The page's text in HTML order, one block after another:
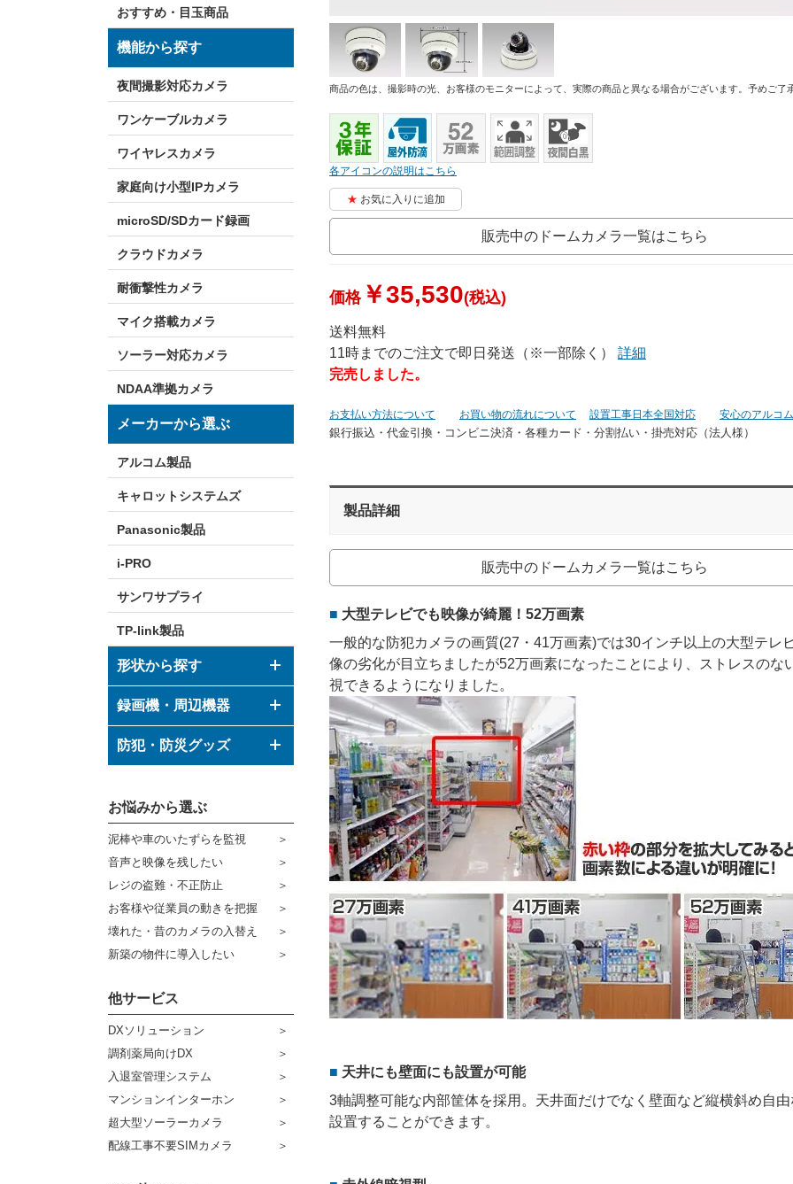
おすすめ・目玉商品
機能から探す
夜間撮影対応カメラ
ワンケーブルカメラ
ワイヤレスカメラ
家庭向け小型IPカメラ
microSD/SDカード録画
クラウドカメラ
耐衝撃性カメラ
マイク搭載カメラ
ソーラー対応カメラ
NDAA準拠カメラ
メーカーから選ぶ
アルコム製品
キャロットシステムズ
Panasonic製品
i-PRO
サンワサプライ
TP-link製品
形状から探す
ドーム型カメラ
ボックス型カメラ
その他形状のカメラ
録画機・周辺機器
デジタルレコーダー
ハウジング
ブラケット
ケーブル
コネクター
その他周辺機器
防犯・防災グッズ
防災グッズ
センサーライト・アラーム
防犯ステッカー
宅配ボックス
販売終了商品
お悩みから選ぶ
泥棒や車のいたずらを監視
音声と映像を残したい
レジの盗難・不正防止
お客様や従業員の動きを把握
壊れた・昔のカメラの入替え
新築の物件に導入したい
他サービス
DXソリューション
調剤薬局向けDX
入退室管理システム
マンションインターホン
超大型ソーラーカメラ
配線工事不要SIMカメラ
商品の色は、撮影時の光、お客様のモニターによって、実際の商品と異なる場合がございます。予めご了
各アイコンの説明はこちら
お気に入りに追加
販売中のドームカメラ一覧はこちら
価格￥35,530(税込)
送料無料
11時までのご注文で即日発送（※一部除く） 詳細
完売しました。
お支払い方法について お買い物の流れについて 設置工事日本全国対応 安心のアルコ
銀行振込・代金引換・コンビニ決済・ 各種カード・分割払い・掛売対応（法人様）
製品詳細
販売中のドームカメラ一覧はこちら
大型テレビでも映像が綺麗！52万画素
一般的な防犯カメラの画質(27・41万画素)では30インチ以上の大型テレ
像の劣化が目立ちましたが52万画素になったことにより、ストレスのな
視できるようになりました。
天井にも壁面にも設置が可能
3軸調整可能な内部筐体を採用。天井面だけでなく壁面など縦横斜め自
設置することができます。